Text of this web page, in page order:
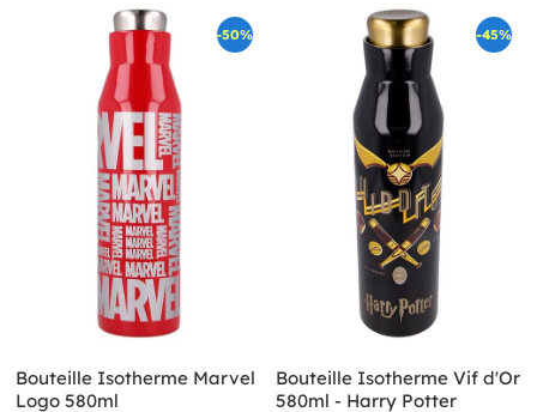
-50%
Bouteille Isotherme Marvel
Logo 580ml
-45%
Bouteille Isotherme Vif d'Or
580ml - Harry Potter